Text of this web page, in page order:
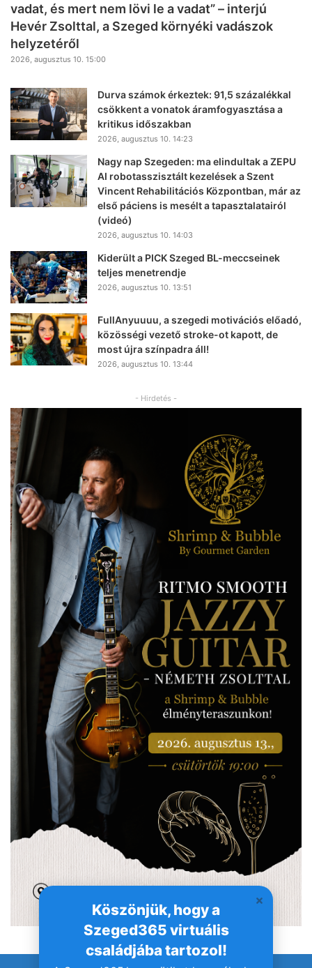
Köszönjük, hogy a
Szeged365 virtuális
családjába tartozol!
vadat, és mert nem lövi le a vadat” – interjú
Hevér Zsolttal, a Szeged környéki vadászok
helyzetéről
2026, augusztus 10. 15:00
Durva számok érkeztek: 91,5 százalékkal
csökkent a vonatok áramfogyasztása a
kritikus időszakban
2026, augusztus 10. 14:23
Nagy nap Szegeden: ma elindultak a ZEPU
AI robotasszisztált kezelések a Szent
Vincent Rehabilitációs Központban, már az
első páciens is mesélt a tapasztalatairól
(videó)
2026, augusztus 10. 14:03
Kiderült a PICK Szeged BL-meccseinek
teljes menetrendje
2026, augusztus 10. 13:51
FullAnyuuuu, a szegedi motivációs előadó,
közösségi vezető stroke-ot kapott, de
most újra színpadra áll!
2026, augusztus 10. 13:44
- Hirdetés -